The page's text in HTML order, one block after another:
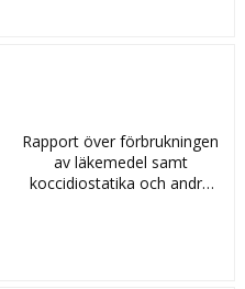
Rapport över förbrukningen
av läkemedel samt
koccidiostatika och andra